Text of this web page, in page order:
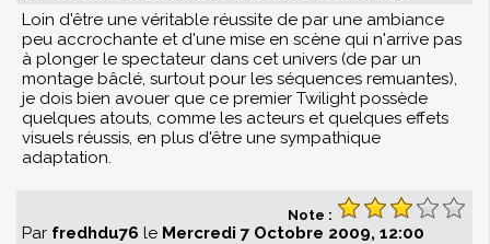
Loin d'être une véritable réussite de par une ambiance
peu accrochante et d'une mise en scène qui n'arrive pas
à plonger le spectateur dans cet univers (de par un
montage bâclé, surtout pour les séquences remuantes),
je dois bien avouer que ce premier Twilight possède
quelques atouts, comme les acteurs et quelques effets
visuels réussis, en plus d'être une sympathique
adaptation.
Note :
Par fredhdu76 le Mercredi 7 Octobre 2009, 12:00